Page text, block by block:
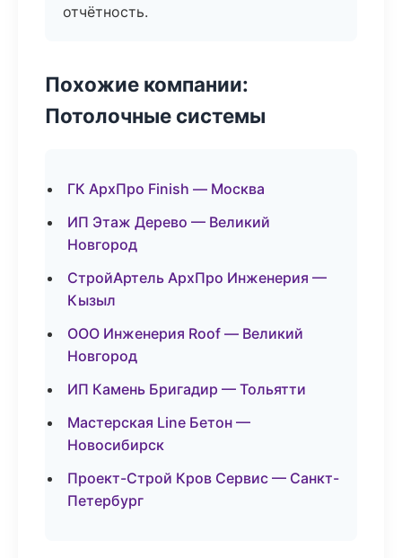
отчётность.
Похожие компании:
Потолочные системы
ГК АрхПро Finish — Москва
ИП Этаж Дерево — Великий
Новгород
СтройАртель АрхПро Инженерия —
Кызыл
ООО Инженерия Roof — Великий
Новгород
ИП Камень Бригадир — Тольятти
Мастерская Line Бетон —
Новосибирск
Проект-Строй Кров Сервис — Санкт-
Петербург